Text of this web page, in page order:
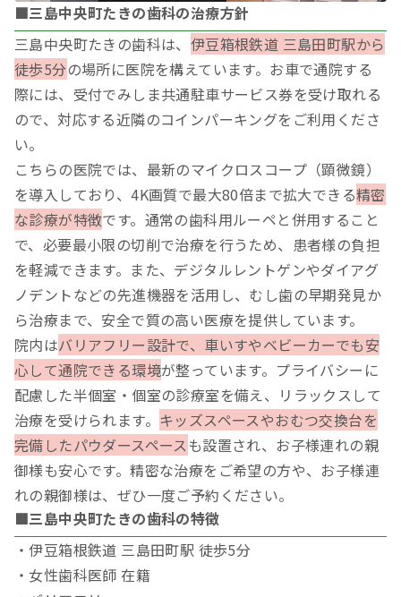
■三島中央町たきの歯科の治療方針
三島中央町たきの歯科は、 伊豆箱根鉄道 三島田町駅から
徒歩5分の場所に医院を構えています。お車で通院する
際には、受付でみしま共通駐車サービス券を受け取れる
ので、対応する近隣のコインパーキングをご利用くださ
い。
こちらの医院では、最新のマイクロスコープ（顕微鏡）
を導入しており、4K画質で最大80倍まで拡大できる精密
な診療が特徴です。通常の歯科用ルーペと併用すること
で、必要最小限の切削で治療を行うため、患者様の負担
を軽減できます。また、デジタルレントゲンやダイアグ
ノデントなどの先進機器を活用し、むし歯の早期発見か
ら治療まで、安全で質の高い医療を提供しています。
院内はバリアフリー設計で、車いすやベビーカーでも安
心して通院できる環境が整っています。プライバシーに
配慮した半個室・個室の診療室を備え、リラックスして
治療を受けられます。 キッズスペースやおむつ交換台を
完備したパウダースペースも設置され、お子様連れの親
御様も安心です。精密な治療をご希望の方や、お子様連
れの親御様は、ぜひ一度ご予約ください。
■三島中央町たきの歯科の特徴
・伊豆箱根鉄道 三島田町駅 徒歩5分
・女性歯科医師 在籍